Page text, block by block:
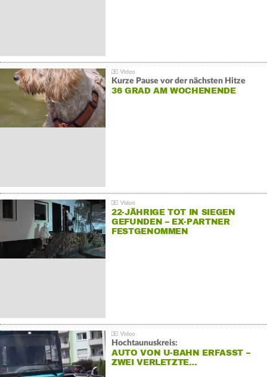
Kurze Pause vor der nächsten Hitze
36 GRAD AM WOCHENENDE
22-JÄHRIGE TOT IN SIEGEN
GEFUNDEN – EX-PARTNER
FESTGENOMMEN
Hochtaunuskreis:
AUTO VON U-BAHN ERFASST –
ZWEI VERLETZTE…